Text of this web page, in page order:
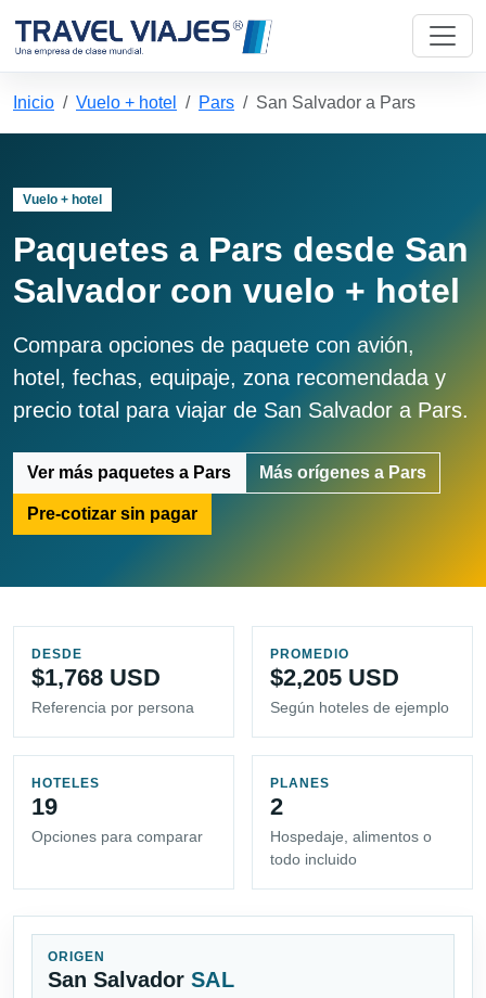
Inicio Vuelo + hotel Pars San Salvador a Pars
Vuelo + hotel
Paquetes a Pars desde San
Salvador con vuelo + hotel
Compara opciones de paquete con avión,
hotel, fechas, equipaje, zona recomendada y
precio total para viajar de San Salvador a Pars.
Ver más paquetes a Pars Más orígenes a Pars
Pre-cotizar sin pagar
DESDE
$1,768 USD
Referencia por persona
PROMEDIO
$2,205 USD
Según hoteles de ejemplo
HOTELES
19
Opciones para comparar
PLANES
2
Hospedaje, alimentos o
todo incluido
ORIGEN
San Salvador SAL